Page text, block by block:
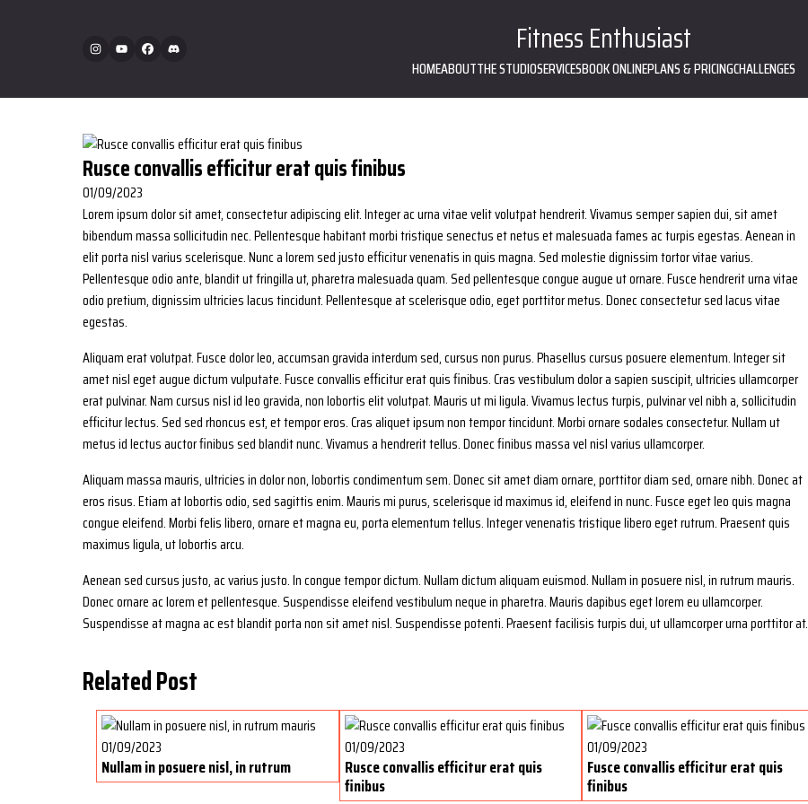
Fitness Enthusiast
HOMEABOUTTHE STUDIOSERVICESBOOK ONLINEPLANS & PRICINGCHALLENGES
Rusce convallis efficitur erat quis finibus
01/09/2023
Lorem ipsum dolor sit amet, consectetur adipiscing elit. Integer ac urna vitae velit volutpat hendrerit. Vivamus semper sapien dui, sit amet
bibendum massa sollicitudin nec. Pellentesque habitant morbi tristique senectus et netus et malesuada fames ac turpis egestas. Aenean in
elit porta nisl varius scelerisque. Nunc a lorem sed justo efficitur venenatis in quis magna. Sed molestie dignissim tortor vitae varius.
Pellentesque odio ante, blandit ut fringilla ut, pharetra malesuada quam. Sed pellentesque congue augue ut ornare. Fusce hendrerit urna vitae
odio pretium, dignissim ultricies lacus tincidunt. Pellentesque at scelerisque odio, eget porttitor metus. Donec consectetur sed lacus vitae
egestas.
Aliquam erat volutpat. Fusce dolor leo, accumsan gravida interdum sed, cursus non purus. Phasellus cursus posuere elementum. Integer sit
amet nisl eget augue dictum vulputate. Fusce convallis efficitur erat quis finibus. Cras vestibulum dolor a sapien suscipit, ultricies ullamcorper
erat pulvinar. Nam cursus nisl id leo gravida, non lobortis elit volutpat. Mauris ut mi ligula. Vivamus lectus turpis, pulvinar vel nibh a, sollicitudin
efficitur lectus. Sed sed rhoncus est, et tempor eros. Cras aliquet ipsum non tempor tincidunt. Morbi ornare sodales consectetur. Nullam ut
metus id lectus auctor finibus sed blandit nunc. Vivamus a hendrerit tellus. Donec finibus massa vel nisl varius ullamcorper.
Aliquam massa mauris, ultricies in dolor non, lobortis condimentum sem. Donec sit amet diam ornare, porttitor diam sed, ornare nibh. Donec at
eros risus. Etiam at lobortis odio, sed sagittis enim. Mauris mi purus, scelerisque id maximus id, eleifend in nunc. Fusce eget leo quis magna
congue eleifend. Morbi felis libero, ornare et magna eu, porta elementum tellus. Integer venenatis tristique libero eget rutrum. Praesent quis
maximus ligula, ut lobortis arcu.
Aenean sed cursus justo, ac varius justo. In congue tempor dictum. Nullam dictum aliquam euismod. Nullam in posuere nisl, in rutrum mauris.
Donec ornare ac lorem et pellentesque. Suspendisse eleifend vestibulum neque in pharetra. Mauris dapibus eget lorem eu ullamcorper.
Suspendisse at magna ac est blandit porta non sit amet nisl. Suspendisse potenti. Praesent facilisis turpis dui, ut ullamcorper urna porttitor at.
Related Post
01/09/2023
Nullam in posuere nisl, in rutrum
01/09/2023
Rusce convallis efficitur erat quis
finibus
01/09/2023
Fusce convallis efficitur erat quis
finibus